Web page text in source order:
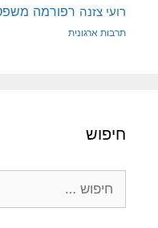
רועי צזנה רפורמה
תרבות ארגונית
חיפוש